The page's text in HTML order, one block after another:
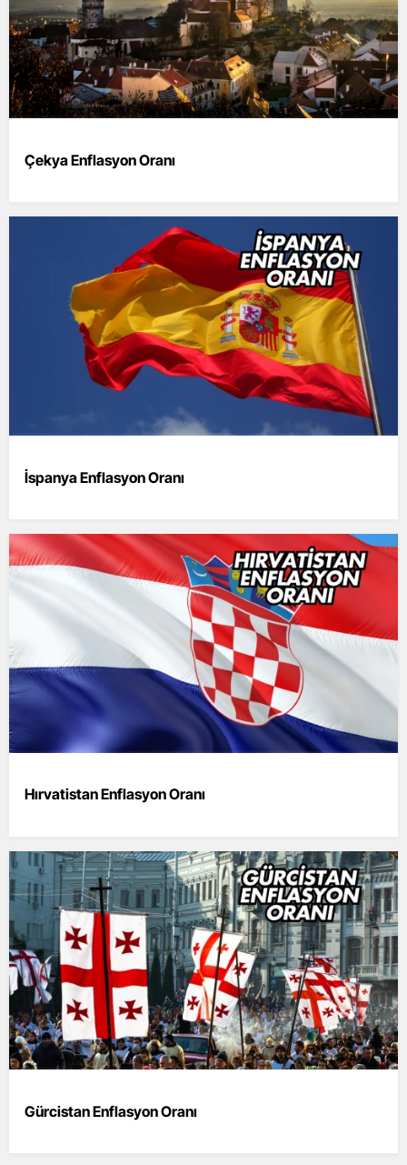
Çekya Enflasyon Oranı
İspanya Enflasyon Oranı
Hırvatistan Enflasyon Oranı
Gürcistan Enflasyon Oranı